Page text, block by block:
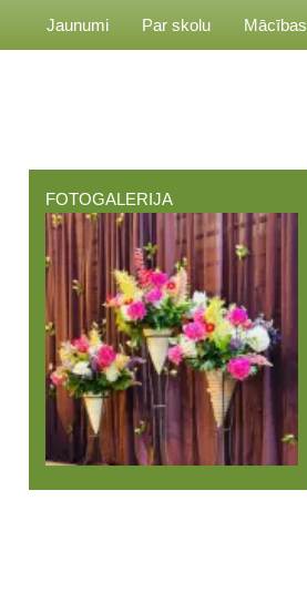
Jaunumi Par skolu Mācības
FOTOGALERIJA